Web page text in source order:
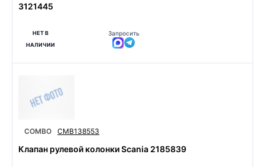
3121445
НЕТ В
НАЛИЧИИ
Запросить
COMBO CMB138553
Клапан рулевой колонки Scania 2185839